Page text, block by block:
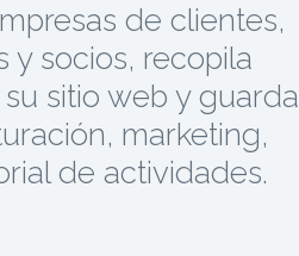
de clientes,
y socios, recopila
sitio web y guarda
marketing,
de actividades.